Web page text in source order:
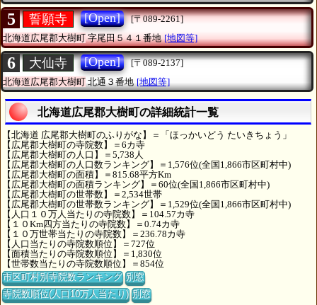
5 誓願寺 [Open]
[〒089-2261]
北海道広尾郡大樹町字尾田５４１番地 [地図等]
6 大仙寺 [Open]
[〒089-2137]
北海道広尾郡大樹町北通３番地 [地図等]
北海道広尾郡大樹町の詳細統計一覧
【北海道 広尾郡大樹町のふりがな】＝「ほっかいどう たいきちょう」
【広尾郡大樹町の寺院数】＝6カ寺
【広尾郡大樹町の人口】＝5,738人
【広尾郡大樹町の人口数ランキング】＝1,576位(全国1,866市区町村中)
【広尾郡大樹町の面積】＝815.68平方Km
【広尾郡大樹町の面積ランキング】＝60位(全国1,866市区町村中)
【広尾郡大樹町の世帯数】＝2,534世帯
【広尾郡大樹町の世帯数ランキング】＝1,529位(全国1,866市区町村中)
【人口１０万人当たりの寺院数】＝104.57カ寺
【１０Km四方当たりの寺院数】＝0.74カ寺
【１０万世帯当たりの寺院数】＝236.78カ寺
【人口当たりの寺院数順位】＝727位
【面積当たりの寺院数順位】＝1,830位
【世帯数当たりの寺院数順位】＝854位
市区町村別寺院数ランキング 別窓
寺院数順位(人口10万人当たり) 別窓